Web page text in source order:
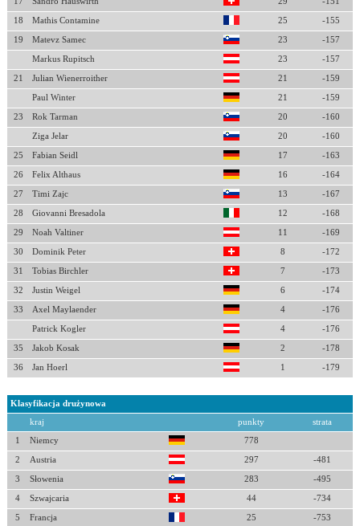
18 Mathis Contamine 25 -155
19 Matevz Samec 23 -157
Markus Rupitsch 23 -157
21 Julian Wienerroither 21 -159
Paul Winter 21 -159
23 Rok Tarman 20 -160
Ziga Jelar 20 -160
25 Fabian Seidl 17 -163
26 Felix Althaus 16 -164
27 Timi Zajc 13 -167
28 Giovanni Bresadola 12 -168
29 Noah Valtiner 11 -169
30 Dominik Peter 8 -172
31 Tobias Birchler 7 -173
32 Justin Weigel 6 -174
33 Axel Maylaender 4 -176
Patrick Kogler 4 -176
35 Jakob Kosak 2 -178
36 Jan Hoerl 1 -179
Klasyfikacja drużynowa
kraj punkty strata
1 Niemcy 778
2 Austria 297 -481
3 Słowenia 283 -495
4 Szwajcaria 44 -734
5 Francja 25 -753